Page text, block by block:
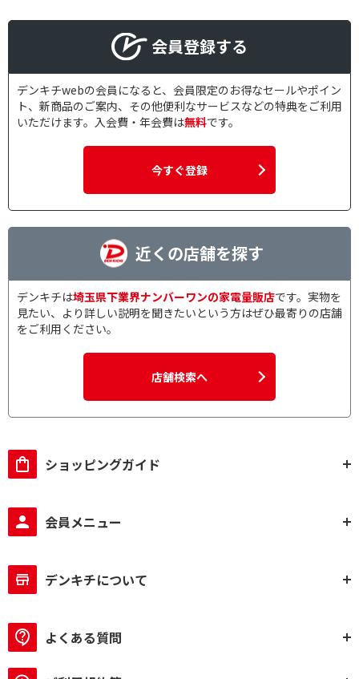
会員登録する
デンキチwebの会員になると、会員限定のお得なセールやポイン
ト、新商品のご案内、その他便利なサービスなどの特典をご利用
いただけます。入会費・年会費は無料です。
今すぐ登録
近くの店舗を探す
デンキチは埼玉県下業界ナンバーワンの家電量販店です。実物を
見たい、より詳しい説明を聞きたいという方はぜひ最寄りの店舗
をご利用ください。
店舗検索へ
ショッピングガイド
会員メニュー
デンキチについて
よくある質問